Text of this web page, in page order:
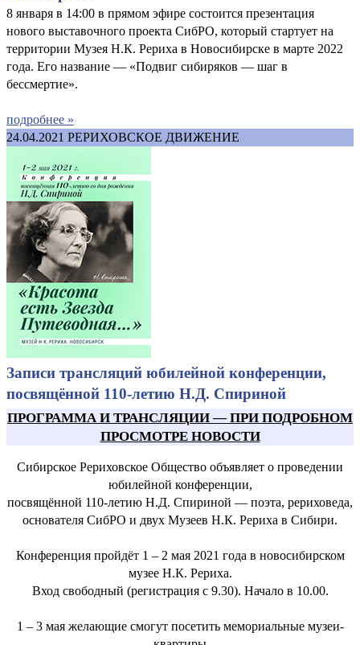
8 января в 14:00 в прямом эфире состоится презентация
нового выставочного проекта СибРО, который стартует на
территории Музея Н.К. Рериха в Новосибирске в марте 2022
года. Его название — «Подвиг сибиряков — шаг в
бессмертие».
подробнее »
24.04.2021 РЕРИХОВСКОЕ ДВИЖЕНИЕ
Записи трансляций юбилейной конференции,
посвящённой 110-летию Н.Д. Спириной
ПРОГРАММА И ТРАНСЛЯЦИИ—ПРИ ПОДРОБНОМ
ПРОСМОТРЕ НОВОСТИ
Сибирское Рериховское Общество объявляет о проведении
юбилейной конференции,
посвящённой 110-летию Н.Д. Спириной — поэта, рериховеда,
основателя СибРО и двух Музеев Н.К. Рериха в Сибири.
Конференция пройдёт 1 – 2 мая 2021 года в новосибирском
музее Н.К. Рериха.
Вход свободный (регистрация с 9.30). Начало в 10.00.
1 – 3 мая желающие смогут посетить мемориальные музеи-